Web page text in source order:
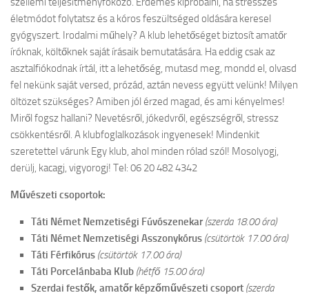
életmódot folytatsz és a kóros feszültséged oldására keresel
gyógyszert. Irodalmi műhely? A klub lehetőséget biztosít amatőr
íróknak, költőknek saját írásaik bemutatására. Ha eddig csak az
asztalfiókodnak írtál, itt a lehetőség, mutasd meg, mondd el, olvasd
fel nekünk saját versed, prózád, aztán nevess együtt velünk! Milyen
öltözet szükséges? Amiben jól érzed magad, és ami kényelmes!
Miről fogsz hallani? Nevetésről, jókedvről, egészségről, stressz
csökkentésről. A klubfoglalkozások ingyenesek! Mindenkit
szeretettel várunk Egy klub, ahol minden rólad szól! Mosolyogj,
derülj, kacagj, vigyorogj! Tel: 06 20 482 4342
Művészeti csoportok:
Táti Német Nemzetiségi Fúvószenekar (szerda 18.00 óra)
Táti Német Nemzetiségi Asszonykórus (csütörtök 17.00 óra)
Táti Férfikórus (csütörtök 17.00 óra)
Táti Porcelánbaba Klub (hétfő 15.00 óra)
Szerdai festők, amatőr képzőművészeti csoport (szerda